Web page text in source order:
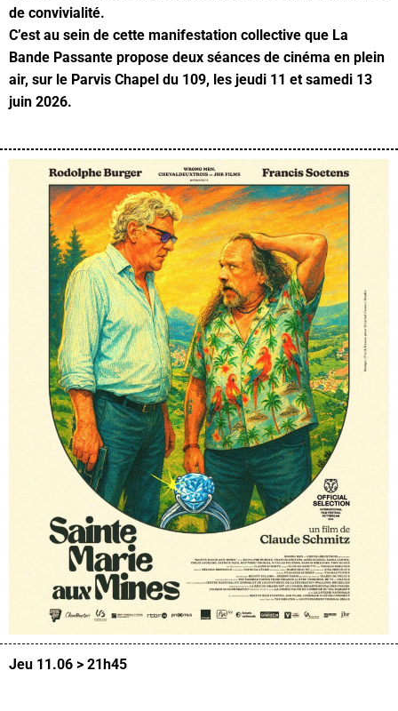
de convivialité.
C’est au sein de cette manifestation collective que La
Bande Passante propose deux séances de cinéma en plein
air, sur le Parvis Chapel du 109, les jeudi 11 et samedi 13
juin 2026.
Jeu 11.06 > 21h45